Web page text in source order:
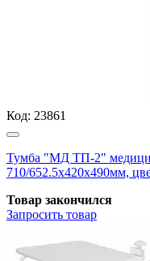
Код: 23861
Тумба "МД ТП-2"
710/652.5x420x490мм,
Товар закончился
Запросить товар